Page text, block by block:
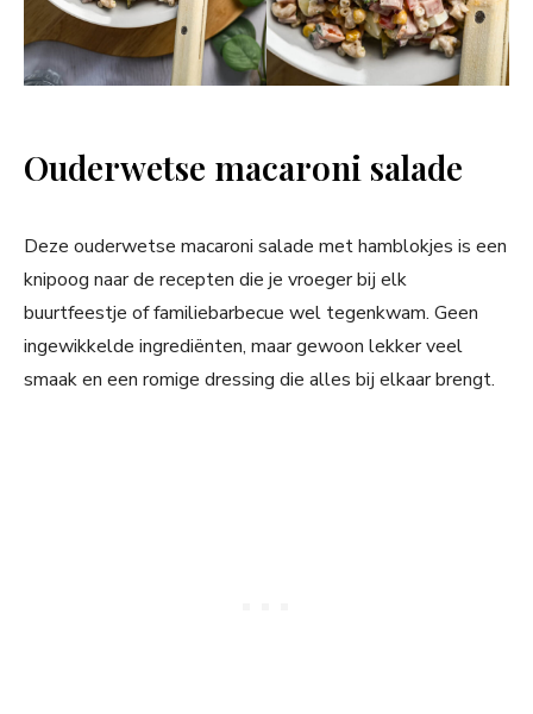
Ouderwetse macaroni salade
Deze ouderwetse macaroni salade met hamblokjes is een
knipoog naar de recepten die je vroeger bij elk
buurtfeestje of familiebarbecue wel tegenkwam. Geen
ingewikkelde ingrediënten, maar gewoon lekker veel
smaak en een romige dressing die alles bij elkaar brengt.